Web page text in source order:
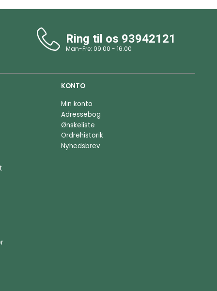
Ring til os 93942121
Man-Fre: 09.00 - 16.00
KONTO
Min konto
Adressebog
Ønskeliste
Ordrehistorik
Nyhedsbrev